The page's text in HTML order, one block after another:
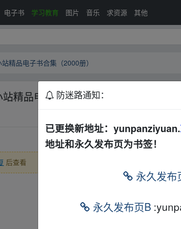
电子书 学习教育 图片 音乐 求资源 其他
站精品电子书合集（2000册）
站精品电子书合集（2000册）
zi▁yu‥an.xy、z
后查看
防迷路通知：
已更换新地址：yunpanziyuan.
地址和永久发布页为书签！
永久发布
永久发布页B